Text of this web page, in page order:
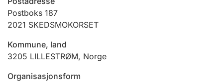
Postboks 187
2021 SKEDSMOKORSET
Kommune, land
3205 LILLESTRØM, Norge
Organisasjonsform